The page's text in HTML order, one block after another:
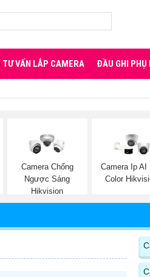
TƯ VẤN LẮP CAMERA ĐẦU GHI PHỤ
Camera Chống
Ngược Sáng
Hikvision
Camera Ip AI
Color